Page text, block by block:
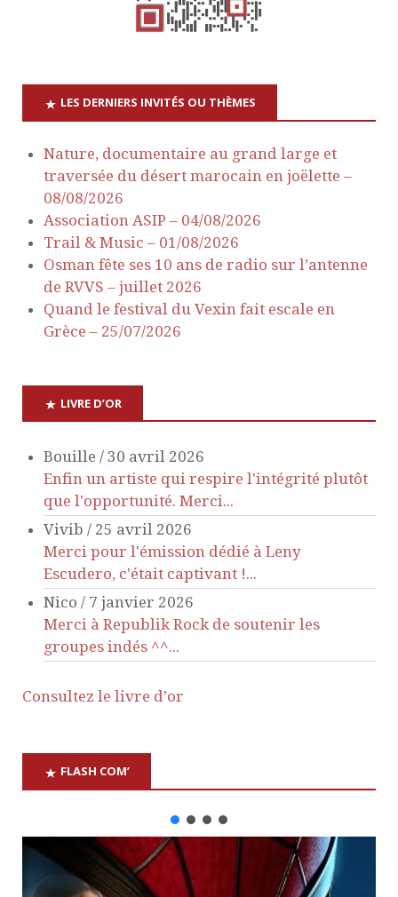
LES DERNIERS INVITÉS OU THÈMES
Nature, documentaire au grand large et
traversée du désert marocain en joëlette –
08/08/2026
Association ASIP – 04/08/2026
Trail & Music – 01/08/2026
Osman fête ses 10 ans de radio sur l’antenne
de RVVS – juillet 2026
Quand le festival du Vexin fait escale en
Grèce – 25/07/2026
LIVRE D’OR
Bouille / 30 avril 2026
Enfin un artiste qui respire l'intégrité plutôt
que l'opportunité. Merci...
Vivib / 25 avril 2026
Merci pour l'émission dédié à Leny
Escudero, c'était captivant !...
Nico / 7 janvier 2026
Merci à Republik Rock de soutenir les
groupes indés ^^...
Consultez le livre d’or
FLASH COM’